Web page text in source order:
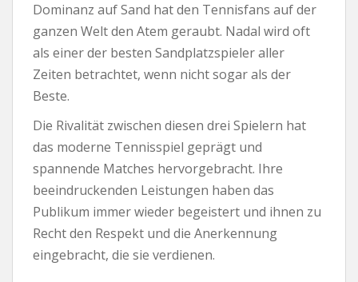
Dominanz auf Sand hat den Tennisfans auf der
ganzen Welt den Atem geraubt. Nadal wird oft
als einer der besten Sandplatzspieler aller
Zeiten betrachtet, wenn nicht sogar als der
Beste.
Die Rivalität zwischen diesen drei Spielern hat
das moderne Tennisspiel geprägt und
spannende Matches hervorgebracht. Ihre
beeindruckenden Leistungen haben das
Publikum immer wieder begeistert und ihnen zu
Recht den Respekt und die Anerkennung
eingebracht, die sie verdienen.